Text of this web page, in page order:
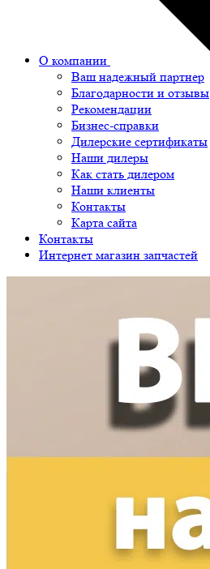
О компании
Ваш надежный партнер
Благодарности и отзывы
Рекомендации
Бизнес-справки
Дилерские сертификаты
Наши дилеры
Как стать дилером
Наши клиенты
Контакты
Карта сайта
Контакты
Интернет магазин запчастей